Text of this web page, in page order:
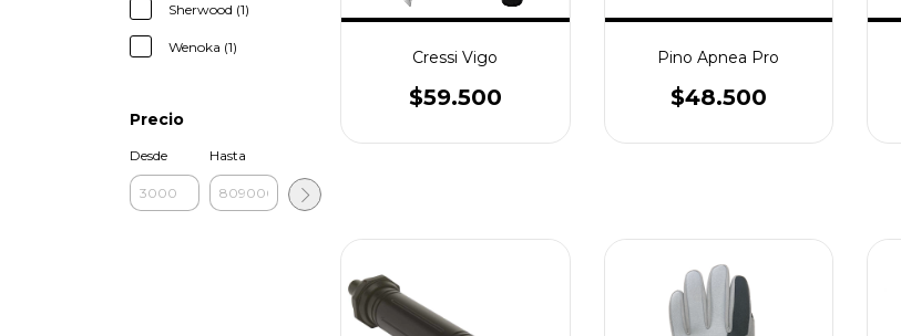
Sherwood (1)
Wenoka (1)
Precio
Desde Hasta
Cressi Vigo
$59.500
Pino Apnea Pro
$48.500